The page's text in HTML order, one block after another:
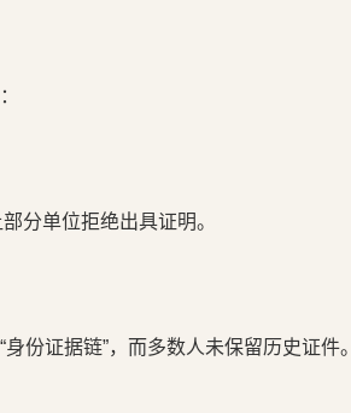
分单位拒绝出具证明。
份证据链”，而多数人未保留历史证件。